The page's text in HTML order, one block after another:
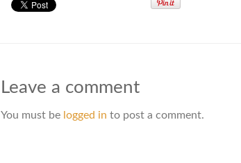
Leave a comment
You must be logged in to post a comment.